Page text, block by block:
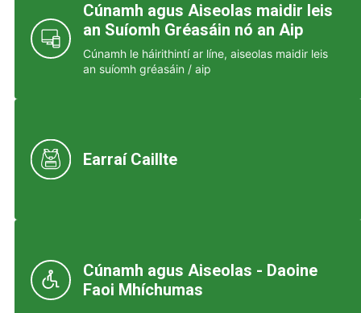
Cúnamh agus Aiseolas maidir leis
an Suíomh Gréasáin nó an Aip
Cúnamh le háirithintí ar líne, aiseolas maidir leis
an suíomh gréasáin / aip
Earraí Caillte
Cúnamh agus Aiseolas - Daoine
Faoi Mhíchumas